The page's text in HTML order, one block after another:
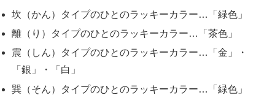
坎（かん）タイプのひとのラッキーカラー…「緑色」
離（り）タイプのひとのラッキーカラー…「茶色」
震（しん）タイプのひとのラッキーカラー…「金」・
「銀」・「白」
巽（そん）タイプのひとのラッキーカラー…「緑色」